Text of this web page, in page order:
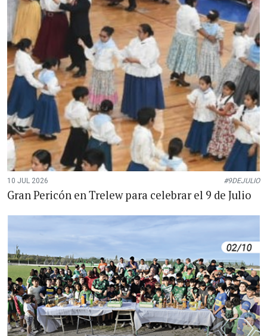
10 JUL 2026 #9DEJULIO
Gran Pericón en Trelew para celebrar el 9 de Julio